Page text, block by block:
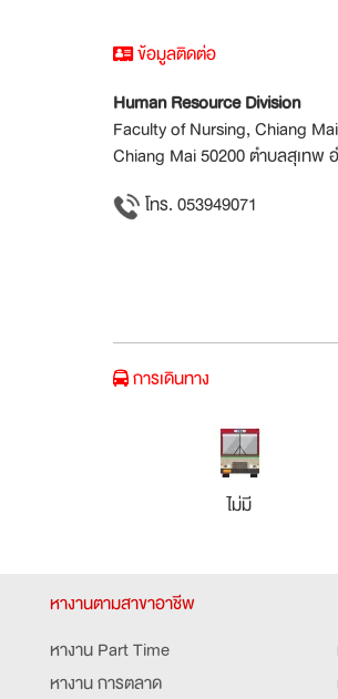
ข้อมูลติดต่อ
Human Resource Division
Faculty of Nursing, Chiang
Chiang Mai 50200 ตำบลสุเทพ อ
โทร. 053949071
การเดินทาง
ไม่มี
หางานตามสาขาอาชีพ
หางาน Part Time
หางาน การตลาด